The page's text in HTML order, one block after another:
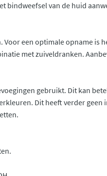
bindweefsel van de huid
Voor een optimale opname is
met zuiveldranken.
gebruikt. Dit kan
Dit heeft verder geen